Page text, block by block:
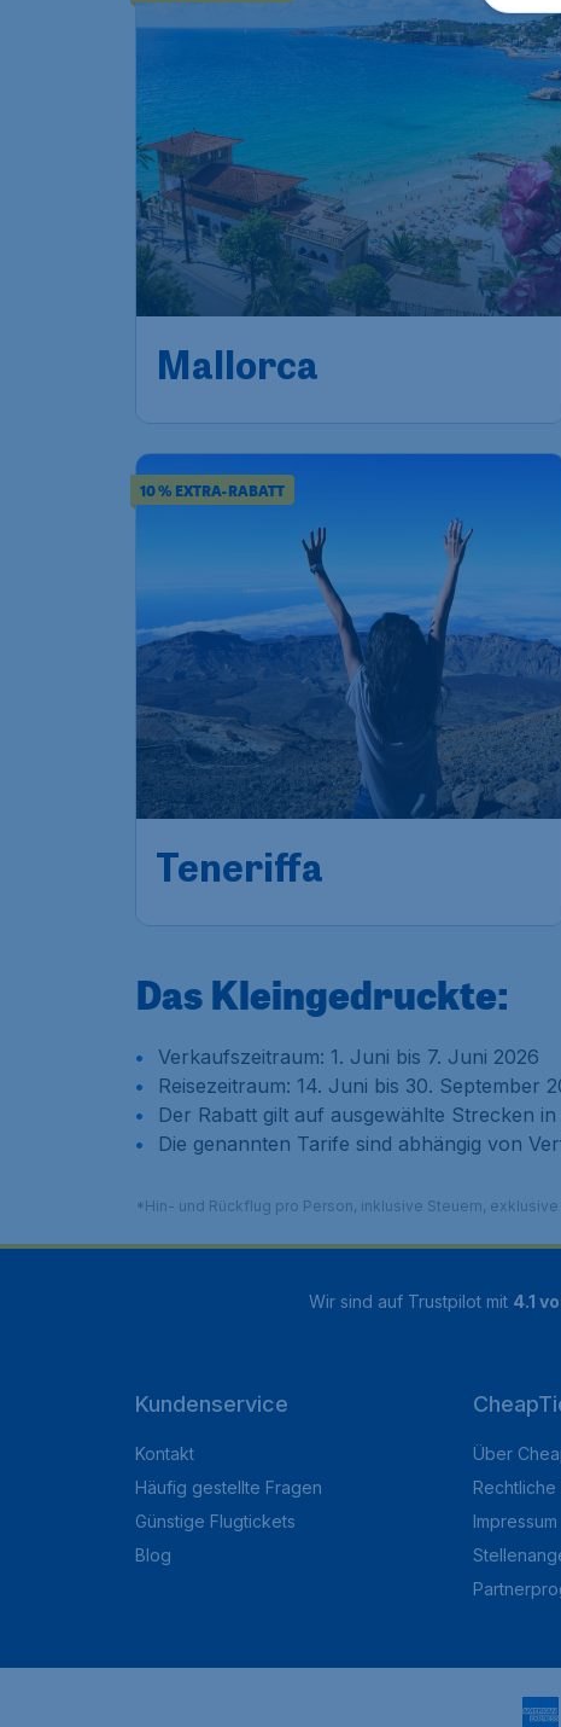
Mallorca
10 % EXTRA-RABATT
Teneriffa
Das Kleingedruckte:
Verkaufszeitraum: 1. Juni bis 7. Juni 2026
Reisezeitraum: 14. Juni bis 30. September
Der Rabatt gilt auf ausgewählte Strecken
Die genannten Tarife sind abhängig von
*Hin- und Rückflug pro Person, inklusive Steuern, exklusive
Wir sind auf Trustpilot mit 4.1
Kundenservice
Kontakt
Häufig gestellte Fragen
Günstige Flugtickets
Blog
Über
Impressum